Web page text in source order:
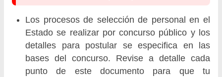
Los procesos de selección de personal en el
Estado se realizar por concurso público y los
detalles para postular se especifica en las
bases del concurso. Revise a detalle cada
punto de este documento para que tu